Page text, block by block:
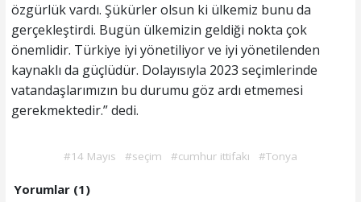
özgürlük vardı. Şükürler olsun ki ülkemiz bunu da
gerçekleştirdi. Bugün ülkemizin geldiği nokta çok
önemlidir. Türkiye iyi yönetiliyor ve iyi yönetilenden
kaynaklı da güçlüdür. Dolayısıyla 2023 seçimlerinde
vatandaşlarımızın bu durumu göz ardı etmemesi
gerekmektedir.” dedi.
#14 Mayıs #seçim #cumhur ittifakı #Tonya
Yorumlar (1)